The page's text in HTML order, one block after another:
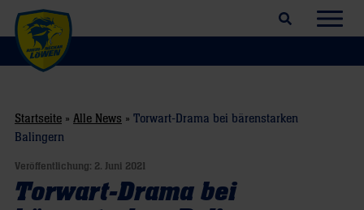
Suchfeld öffnen
Startseite » Alle News » Torwart-Drama bei bärenstarken
Balingern
Veröffentlichung: 2. Juni 2021
Torwart-Drama bei